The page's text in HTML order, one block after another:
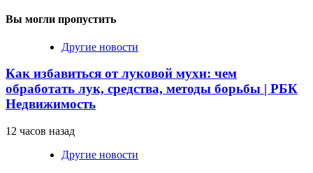
Вы могли пропустить
Другие новости
Как избавиться от луковой мухи: чем
обработать лук, средства, методы борьбы | РБК
Недвижимость
12 часов назад
Другие новости